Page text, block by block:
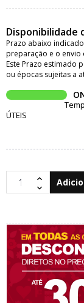
Disponibilidade
Prazo abaixo
preparação e o envio
Este Prazo estimado
ou épocas sujeitas a
ÚTEIS